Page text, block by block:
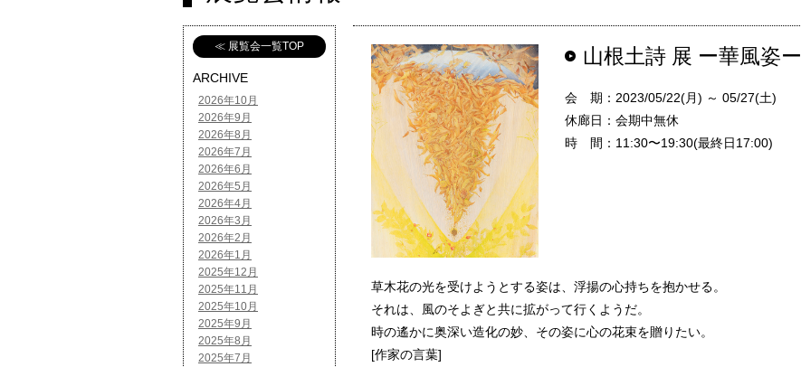
山根土詩 展 ー華風姿ー
会 期：2023/05/22(月) ～ 05/27(土)
休廊日：会期中無休
時 間：11:30〜19:30(最終日17:00)
草木花の光を受けようとする姿は、浮揚の心持ちを抱かせる。
それは、風のそよぎと共に拡がって行くようだ。
時の遙かに奥深い造化の妙、その姿に心の花束を贈りたい。
[作家の言葉]
≪ 展覧会一覧TOP
ARCHIVE
2026年10月
2026年9月
2026年8月
2026年7月
2026年6月
2026年5月
2026年4月
2026年3月
2026年2月
2026年1月
2025年12月
2025年11月
2025年10月
2025年9月
2025年8月
2025年7月